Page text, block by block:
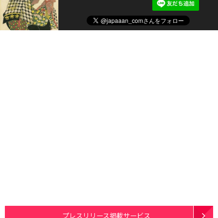
プレスリリース掲載サービス